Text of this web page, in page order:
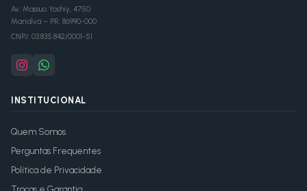
Av. Massuo Yoshiy, 4750
Marialva – PR, 86990-000
CNPJ: 03.835.842/0001-51
INSTITUCIONAL
Quem Somos
Perguntas Frequentes
Política de Privacidade